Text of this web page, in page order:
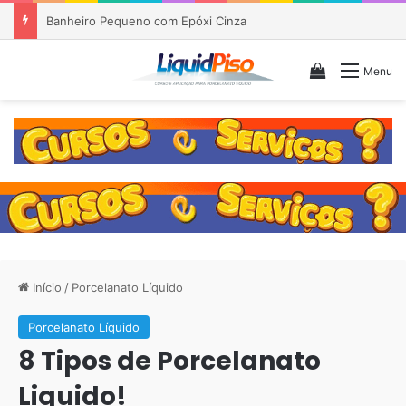
Revestimento Sem Rejunte Para Banheiro
Menu
Veja seu
Início / Porcelanato Líquido
Porcelanato Líquido
8 Tipos de Porcelanato
Liquido!